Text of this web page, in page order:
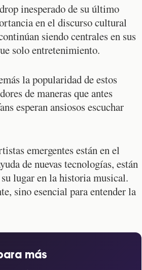
inesperado de su último
en el discurso cultural
siendo centrales en sus
solo entretenimiento.
la popularidad de estos
de maneras que antes
esperan ansiosos escuchar
emergentes están en el
de nuevas tecnologías, están
lugar en la historia musical.
sino esencial para entender la
más